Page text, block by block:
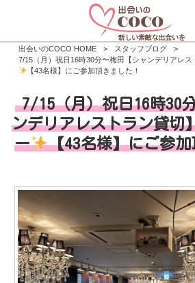
出会いのCOCO HOME > スタッフブログ
>
7/15（月）祝日16時30分〜梅田【シャンデリアレ
【43名様】にご参加頂きました！
7/15（月）祝日16時30
ンデリアレストラン貸切
ー
【43名様】にご参